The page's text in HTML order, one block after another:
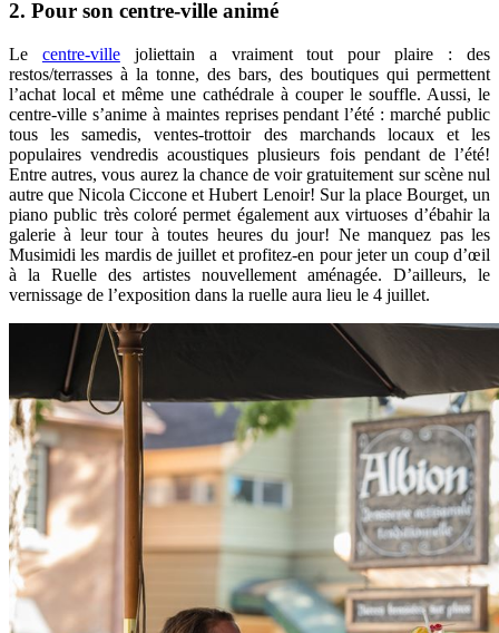
2. Pour son centre-ville animé
Le centre-villejoliettain a vraiment tout pour plaire : des
restos/terrasses à la tonne, des bars, des boutiques qui permettent
l’achat local et même une cathédrale à couper le souffle. Aussi, le
centre-ville s’anime à maintes reprises pendant l’été : marché public
tous les samedis, ventes-trottoir des marchands locaux et les
populaires vendredis acoustiques plusieurs fois pendant de l’été!
Entre autres, vous aurez la chance de voir gratuitement sur scène nul
autre que Nicola Ciccone et Hubert Lenoir! Sur la place Bourget, un
piano public très coloré permet également aux virtuoses d’ébahir la
galerie à leur tour à toutes heures du jour! Ne manquez pas les
Musimidi les mardis de juillet et profitez-en pour jeter un coup d’œil
à la Ruelle des artistes nouvellement aménagée. D’ailleurs, le
vernissage de l’exposition dans la ruelle aura lieu le 4 juillet.